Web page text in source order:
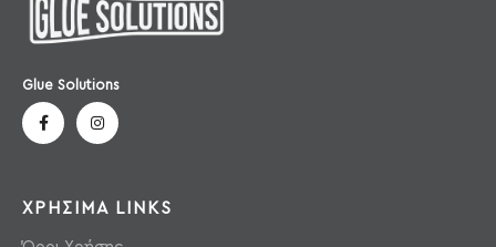
Glue Solutions
ΧΡΗΣΙΜΑ LINKS